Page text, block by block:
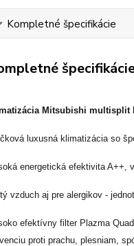
Kompletné špecifikácie
Mitsubishi multisplit
luxusná klimatizácia so
energetická efektivita A++,
vzduch aj pre alergikov -
efektívny filter Plazma
proti prachu, plesniam,